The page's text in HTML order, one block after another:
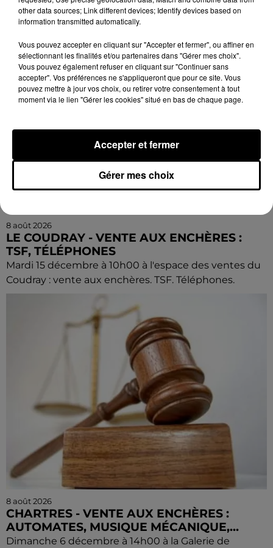
conférence. Par la Compagnie Armata.
8 août 2026
LE COUDRAY - VENTE AUX ENCHÈRES :
TSF, TÉLÉPHONES
Mardi 15 décembre à 10h00 à l'espace des ventes du
Coudray : vente aux enchères. TSF. Téléphones.
8 août 2026
CHARTRES - VENTE AUX ENCHÈRES :
AUTOMATES, MUSIQUE MÉCANIQUE,...
Dimanche 6 décembre à 14h00 à la Galerie de
other data sources; Link different devices; Identify devices based on
information transmitted automatically.
Vous pouvez accepter en cliquant sur "Accepter et fermer", ou affiner en
sélectionnant les finalités et/ou partenaires dans "Gérer mes choix".
Vous pouvez également refuser en cliquant sur "Continuer sans
accepter". Vos préférences ne s'appliqueront que pour ce site. Vous
pouvez mettre à jour vos choix, ou retirer votre consentement à tout
moment via le lien "Gérer les cookies" situé en bas de chaque page.
Gérer mes choix
Accepter et fermer